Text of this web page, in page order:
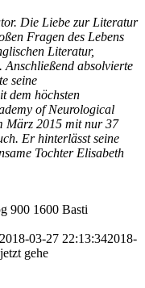
Die Liebe zur Literatur
Fragen des Lebens
Literatur,
Anschließend absolvierte
seine
dem höchsten
of Neurological
März 2015 mit nur 37
Er hinterlässt seine
Tochter Elisabeth
900 1600 Basti
2018-03-27 22:13:342018-
gehe